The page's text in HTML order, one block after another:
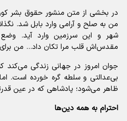
در بخشی از متن منشور حقوق بشر
من به صلح و آرامی وارد بابل شد.
شهر و این سرزمین وارد آید. وضع
مقدس‌اش قلب مرا تکان داد… من
جوان امروز در جهانی زندگی می‌کند
بی‌عدالتی و سلطه گره خورده است.
ظاهر می‌شود؛ پادشاهی که در عین
احترام به همه دین‌ها